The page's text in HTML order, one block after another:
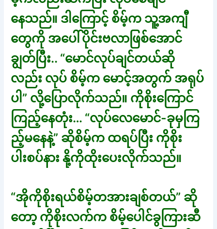
နေသည်။ ဒါကြောင့် စိမ့်က သူ့အကျီ
တွေကို အပေါ်ပိုင်းဗလာဖြစ်အောင်
ချွတ်ပြီး.. “မောင်လုပ်ချင်တယ်ဆို
လည်း လုပ် စိမ့်က မောင့်အတွက် အရုပ်
ပါ” လို့ပြောလိုက်သည်။ ကိုစိုးကြောင်
ကြည့်နေတုံး… “လုပ်လေမောင်-ခုမှကြ
ည့်မနေနဲ့” ဆိုစိမ့်က ထရပ်ပြီး ကိုစိုး
ပါးစပ်နား နို့ကိုထိုးပေးလိုက်သည်။
“အိုကိုစိုးရယ်စိမ့်တအားချစ်တယ်” ဆို
တော့ ကိုစိုးလက်က စိမ့်ပေါင်ခွကြားဆီ